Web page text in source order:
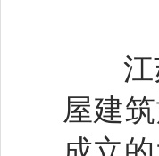
江苏
屋建